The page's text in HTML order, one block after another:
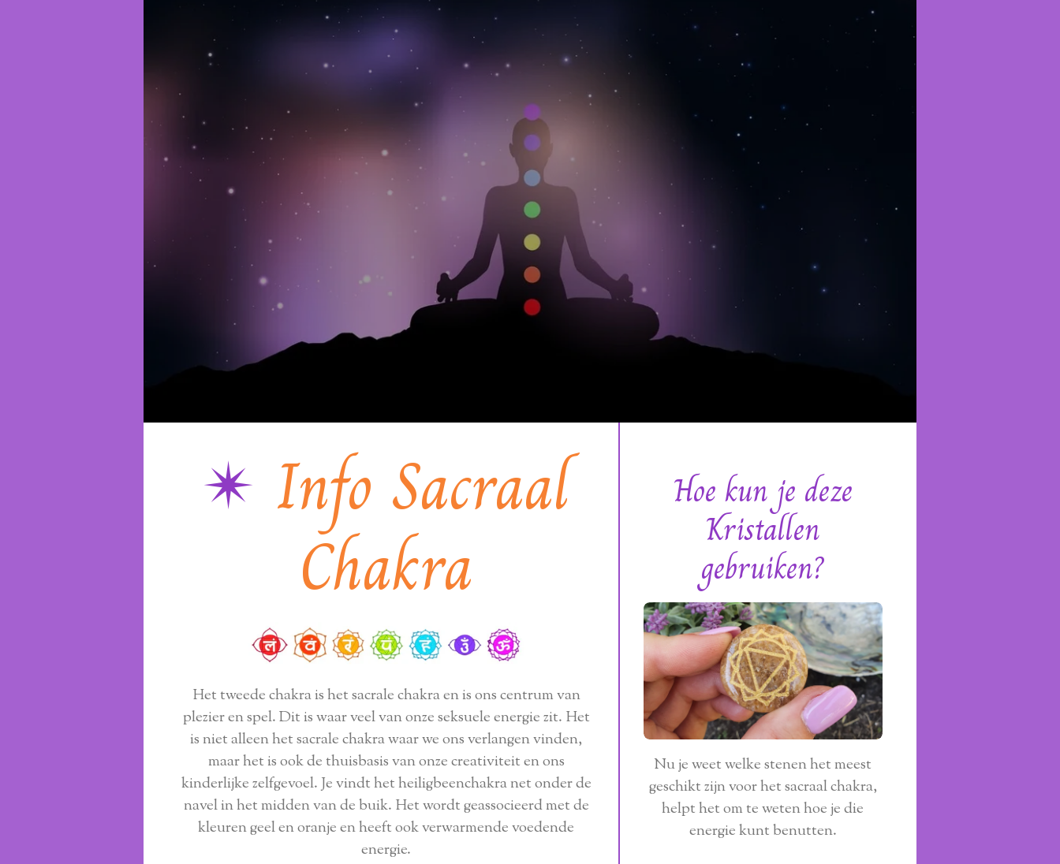
✴︎ Info Sacraal
Chakra
Het tweede chakra is het sacrale chakra en is ons centrum van
plezier en spel. Dit is waar veel van onze seksuele energie zit. Het
is niet alleen het sacrale chakra waar we ons verlangen vinden,
maar het is ook de thuisbasis van onze creativiteit en ons
kinderlijke zelfgevoel. Je vindt het heiligbeenchakra net onder de
navel in het midden van de buik. Het wordt geassocieerd met de
kleuren geel en oranje en heeft ook verwarmende voedende
energie.
Hoe kun je deze
Kristallen
gebruiken?
Nu je weet welke stenen het meest
geschikt zijn voor het sacraal chakra,
helpt het om te weten hoe je die
energie kunt benutten.